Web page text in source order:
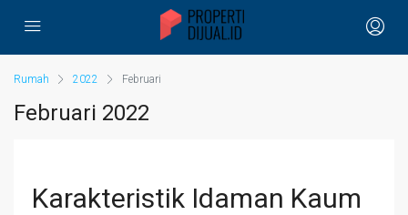
Rumah 2022 Februari
Februari 2022
Karakteristik Idaman Kaum